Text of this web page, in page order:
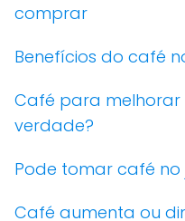
comprar
Benefícios do café
Café para melhorar
verdade?
Pode tomar café no
Café aumenta ou